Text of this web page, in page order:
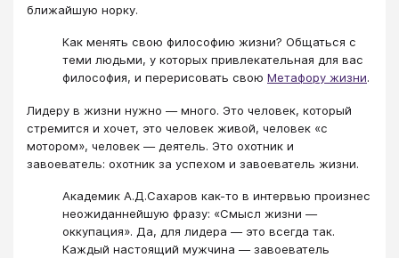
ближайшую норку.
Как менять свою философию жизни? Общаться с
теми людьми, у которых привлекательная для вас
философия, и перерисовать свою Метафору жизни.
Лидеру в жизни нужно — много. Это человек, который
стремится и хочет, это человек живой, человек «с
мотором», человек — деятель. Это охотник и
завоеватель: охотник за успехом и завоеватель жизни.
Академик А.Д.Сахаров как-то в интервью произнес
неожиданнейшую фразу: «Смысл жизни —
оккупация». Да, для лидера — это всегда так.
Каждый настоящий мужчина — завоеватель